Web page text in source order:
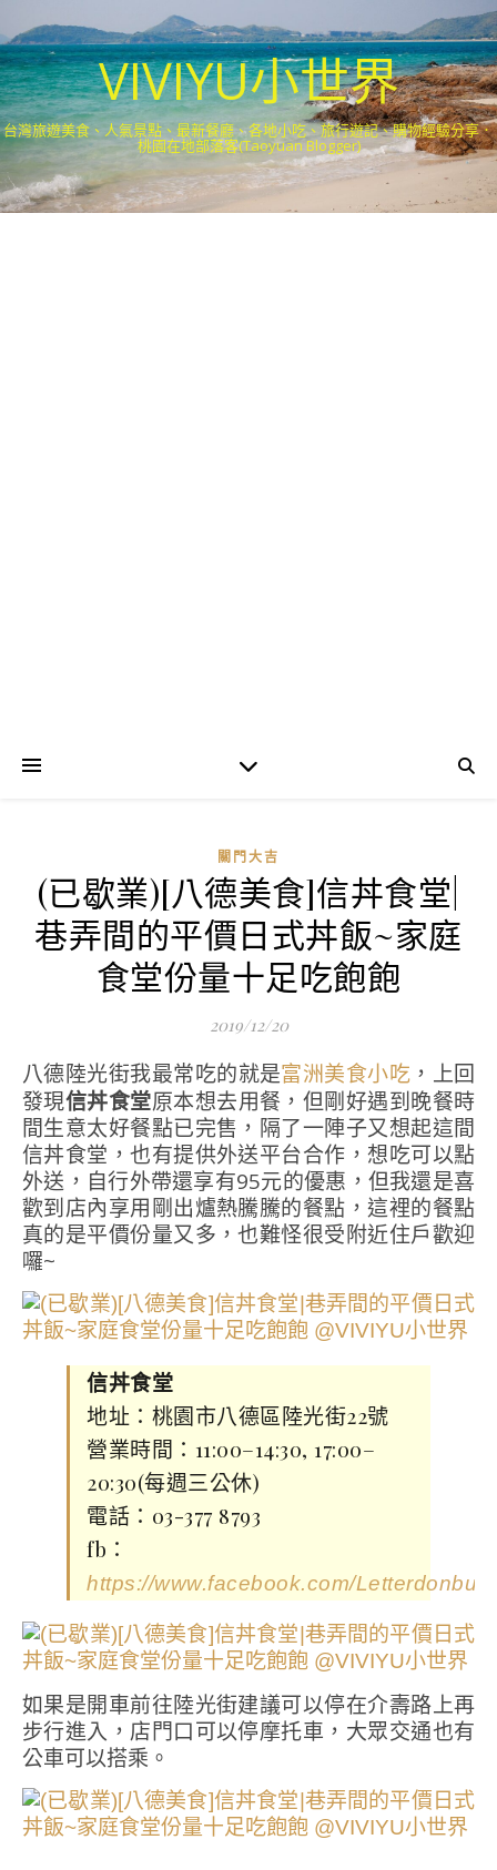
VIVIYU小世界
台灣旅遊美食、人氣景點、最新餐廳、各地小吃、旅行遊記、購物經驗分享．
桃園在地部落客(Taoyuan Blogger)
關門大吉
(已歇業)[八德美食]信丼食堂|
巷弄間的平價日式丼飯~家庭
食堂份量十足吃飽飽
2019/12/20
八德陸光街我最常吃的就是富洲美食小吃 ，上回
發現信丼食堂原本想去用餐，但剛好遇到晚餐時
間生意太好餐點已完售，隔了一陣子又想起這間
信丼食堂，也有提供外送平台合作，想吃可以點
外送，自行外帶還享有95元的優惠，但我還是喜
歡到店內享用剛出爐熱騰騰的餐點，這裡的餐點
真的是平價份量又多，也難怪很受附近住戶歡迎
囉~
信丼食堂
地址：桃園市八德區陸光街22號
營業時間：11:00–14:30, 17:00–
20:30(每週三公休)
電話：03-377 8793
fb：
https://www.facebook.com/Letterdonburi/
如果是開車前往陸光街建議可以停在介壽路上再
步行進入，店門口可以停摩托車，大眾交通也有
公車可以搭乘。